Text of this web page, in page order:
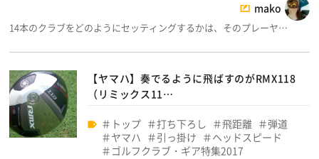
mako
14本のクラブをどのようにセッティングするかは、そのプレーヤ…
【ヤマハ】奏でるように飛ばすのがRMX118
（リミックス11…
トップ 打ち下ろし 飛距離
弾道
ヤマハ
引っ掛け
ヘッドスピード
ゴルフクラブ・ギア特集2017